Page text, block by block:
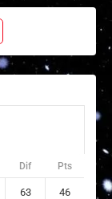
Dif Pts
63 46